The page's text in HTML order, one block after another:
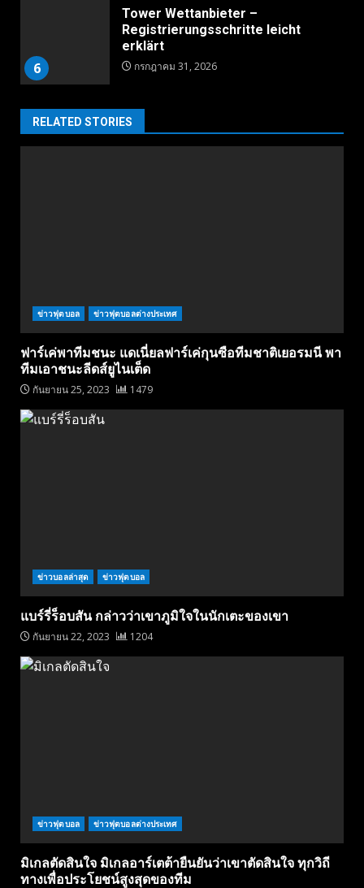
6
Tower Wettanbieter –
Registrierungsschritte leicht
erklärt
กรกฎาคม 31, 2026
RELATED STORIES
ข่าวฟุตบอล ข่าวฟุตบอลต่างประเทศ
ฟาร์เค่พาทีมชนะ แดเนี่ยลฟาร์เค่กุนซือทีมชาติเยอรมนี พา
ทีมเอาชนะลีดส์ยูไนเต็ด
กันยายน 25, 2023 1479
ข่าวบอลล่าสุด ข่าวฟุตบอล
แบร์รี่ร็อบสัน กล่าวว่าเขาภูมิใจในนักเตะของเขา
กันยายน 22, 2023 1204
ข่าวฟุตบอล ข่าวฟุตบอลต่างประเทศ
มิเกลตัดสินใจ มิเกลอาร์เตต้ายืนยันว่าเขาตัดสินใจ ทุกวิถี
ทางเพื่อประโยชน์สูงสุดของทีม